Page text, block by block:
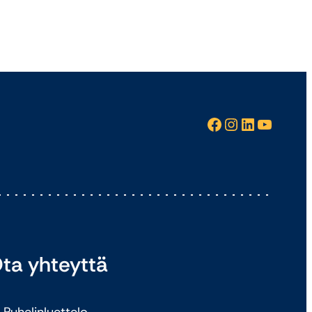
Facebook InstagramLinkedIn YouTube
yhteyttä